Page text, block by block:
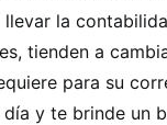
llevar la
tienden a
para su
y te brinde un